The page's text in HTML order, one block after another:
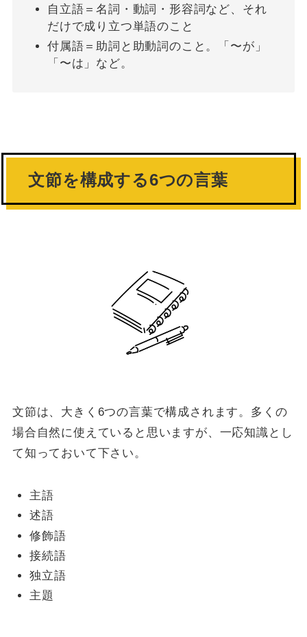
自立語＝名詞・動詞・形容詞など、それ
だけで成り立つ単語のこと
付属語＝助詞と助動詞のこと。「〜が」
「〜は」など。
文節を構成する6つの言葉
文節は、大きく6つの言葉で構成されます。多くの
場合自然に使えていると思いますが、一応知識とし
て知っておいて下さい。
主語
述語
修飾語
接続語
独立語
主題